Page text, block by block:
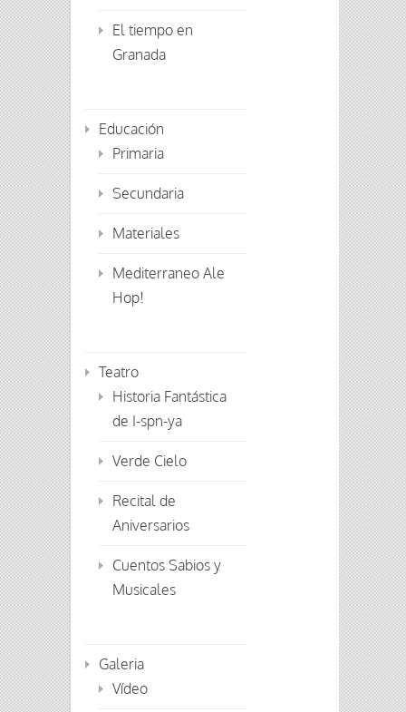
El tiempo en
Granada
Educación
Primaria
Secundaria
Materiales
Mediterraneo Ale
Hop!
Teatro
Historia Fantástica
de I-spn-ya
Verde Cielo
Recital de
Aniversarios
Cuentos Sabios y
Musicales
Galeria
Vídeo